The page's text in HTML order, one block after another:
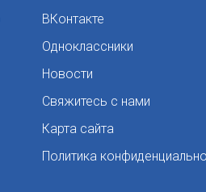
ВКонтакте
Одноклассники
Новости
Свяжитесь с нами
Карта сайта
Политика